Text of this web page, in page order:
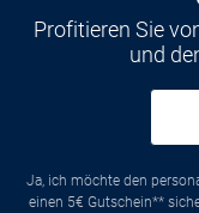
Profitieren Sie
und
Ja, ich möchte den
einen 5€ Gutschein**